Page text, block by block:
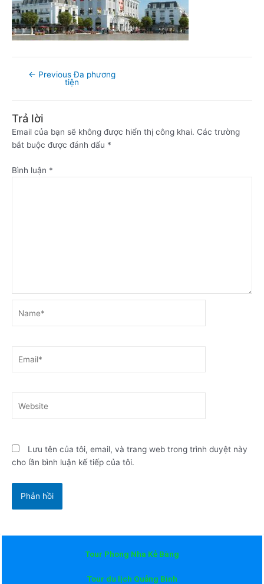
← Previous Đa phương
tiện
Trả lời
Email của bạn sẽ không được hiển thị công khai. Các trường
bắt buộc được đánh dấu *
Bình luận *
Lưu tên của tôi, email, và trang web trong trình duyệt này
cho lần bình luận kế tiếp của tôi.
Tour Phong Nha Kẻ Bàng
Tour du lịch Quảng Bình